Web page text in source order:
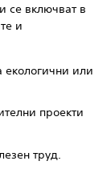
се включват в
и
екологични или
проекти
труд.